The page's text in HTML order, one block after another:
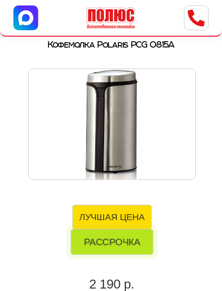
Центр бытовой техники
г. Ульяновск, ул. Пушкарева, 8a
Кофемолка Polaris PCG 0815А
ЛУЧШАЯ ЦЕНА
РАССРОЧКА
2 190 р.